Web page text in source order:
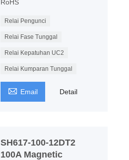
RoHS
Relai Pengunci
Relai Fase Tunggal
Relai Kepatuhan UC2
Relai Kumparan Tunggal
 Email Detail
SH617-100-12DT2
100A Magnetic